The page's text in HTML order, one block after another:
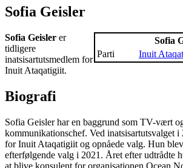
Sofia Geisler
Sofia
Parti
Inuit
Sofia Geisler er
tidligere
inatsisartutsmedlem for
Inuit Ataqatigiit.
Biografi
Sofia Geisler har en baggrund som TV-vært
kommunikationschef. Ved inatsisartutsvalget
for Inuit Ataqatigiit og opnåede valg. Hun
efterfølgende valg i 2021. Året efter udtrådte
at blive konsulent for organisationen Ocean